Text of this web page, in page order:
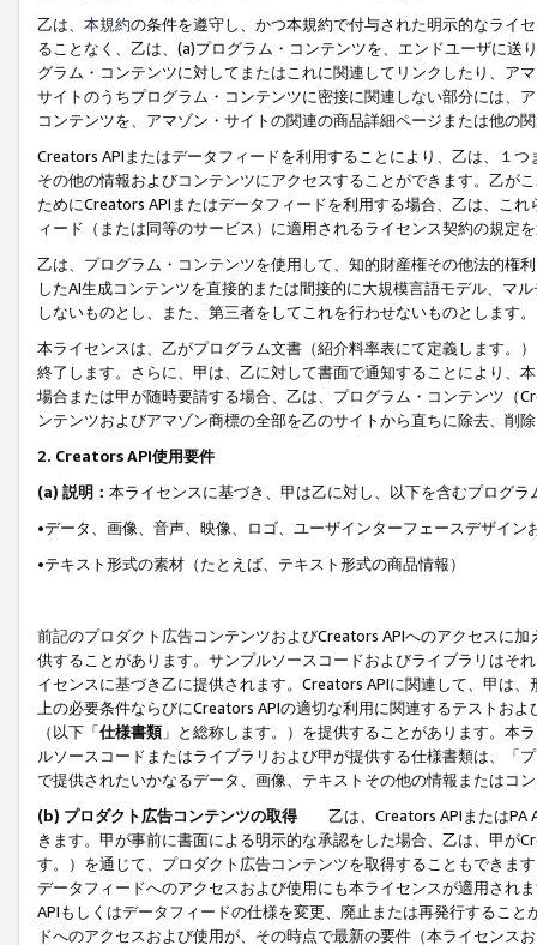
乙は、 本規約の条件を遵守し、かつ本規約で付与された明示的なライ
ることなく、乙は、(a)プログラム・コンテンツを、エンドユーザに
グラム・コンテンツに対してまたはこれに関連してリンクしたり、ア
サイトのうちプログラム・コンテンツに密接に関連しない部分には、
コンテンツを、アマゾン・サイトの関連の商品詳細ページまたは他の
Creators APIまたはデータフィードを利用することにより、乙は、１
その他の情報およびコンテンツにアクセスすることができます。乙が
ためにCreators APIまたはデータフィードを利用する場合、乙は、こ
ィード（または同等のサービス）に適用されるライセンス契約の規定
乙は、プログラム・コンテンツを使用して、知的財産権その他法的権
したAI生成コンテンツを直接的または間接的に大規模言語モデル、マ
しないものとし、また、第三者をしてこれを行わせないものとします。
本ライセンスは、乙がプログラム文書（紹介料率表にて定義します。
終了します。さらに、甲は、乙に対して書面で通知することにより、
場合または甲が随時要請する場合、乙は、プログラム・コンテンツ（
ンテンツおよびアマゾン商標の全部を乙のサイトから直ちに除去、削
2. Creators API使用要件
(a) 説明： 本ライセンスに基づき、甲は乙に対し、以下を含むプログ
•データ、画像、音声、映像、ロゴ、ユーザインターフェースデザイ
•テキスト形式の素材（たとえば、テキスト形式の商品情報）
前記のプロダクト広告コンテンツおよびCreators APIへのアクセスに
供することがあります。サンプルソースコードおよびライブラリはそ
イセンスに基づき乙に提供されます。Creators APIに関連して、甲は
上の必要条件ならびにCreators APIの適切な利用に関連するテストお
（以下「仕様書類」と総称します。）を提供することがあります。本
ルソースコードまたはライブラリおよび甲が提供する仕様書類は、「
で提供されたいかなるデータ、画像、テキストその他の情報またはコ
(b) プロダクト広告コンテンツの取得
乙は、Creators APIまたはPA
きます。甲が事前に書面による明示的な承認をした場合、乙は、甲が
す。）を通じて、プロダクト広告コンテンツを取得することもできま
データフィードへのアクセスおよび使用にも本ライセンスが適用され
APIもしくはデータフィードの仕様を変更、廃止または再発行するこ
ドへのアクセスおよび使用が、その時点で最新の要件（本ライセン